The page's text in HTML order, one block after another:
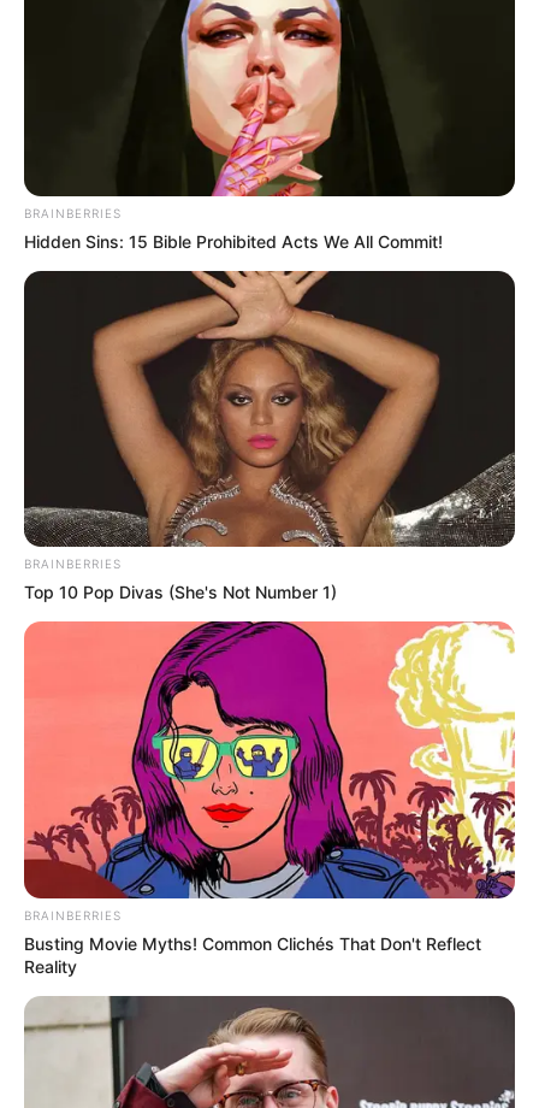
Men 45+ Are Trying This To Perform Better
4x Stronger Than Viagra! This To Perform Better
Men Over 40 Are Instantly Ditching Prescription Pills
For These 4x Stronger Pills
BRAINBERRIES
Hidden Sins: 15 Bible Prohibited Acts We All Commit!
BRAINBERRIES
Top 10 Pop Divas (She's Not Number 1)
BRAINBERRIES
Busting Movie Myths! Common Clichés That Don't Reflect
Reality